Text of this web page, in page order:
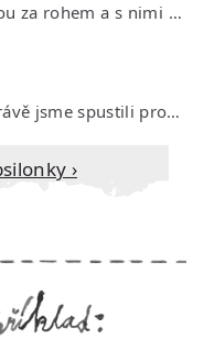
Milí diváci! Divadelní prázdniny jsou za rohem a s nimi se mění i otevírací…
Máme pro vás skvělou zprávu – právě jsme spustili prodej vstupenek na říjen…
›